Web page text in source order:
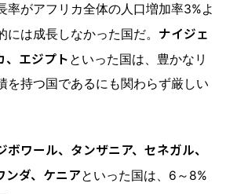
率がアフリカ全体の人口増加率3%よ
には成長しなかった国だ。 ナイジェ
、エジプト といった国は、豊かなリ
を持つ国であるにも関わらず厳しい
ボワール、タンザニア、セネガル、
ンダ、ケニアといった国は、6～8%